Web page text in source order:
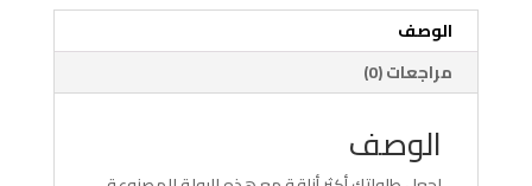
الوصف
مراجعات (0)
الوصف